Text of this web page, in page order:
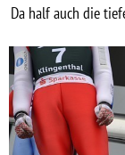
Da half auch die